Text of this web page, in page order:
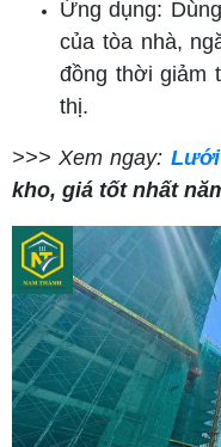
Ứng dụng:
của tòa nhà,
đồng thời giảm
thị.
>>> Xem ngay:
kho, giá tốt nhất